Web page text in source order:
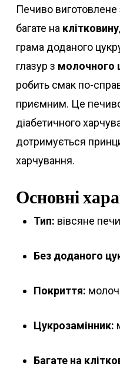
Печиво виготовлене
багате на клітковину
грама доданого
глазур з молочного
робить смак по-
приємним. Це
діабетичного
дотримується
харчування.
Основні
Тип: вівсяне
Без доданого
Покриття:
Цукрозамінник:
Багате на